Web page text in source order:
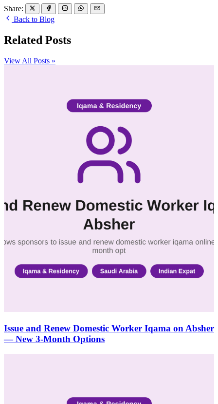
Share:
Back to Blog
Related Posts
View All Posts »
Issue and Renew Domestic Worker Iqama on Absher
— New 3-Month Options